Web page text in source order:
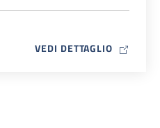
VEDI DETTAGLIO MAP ICON